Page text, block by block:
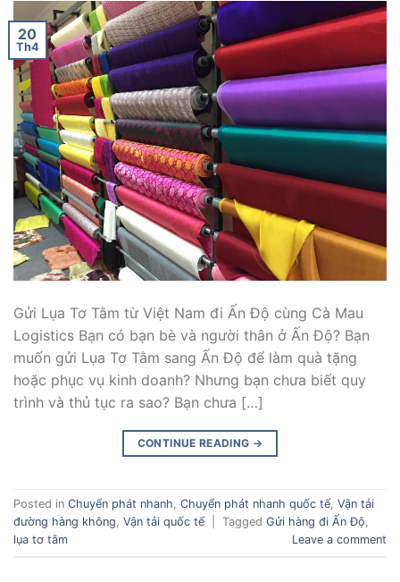
20
Th4
Gửi Lụa Tơ Tằm từ Việt Nam đi Ấn Độ cùng Cà Mau
Logistics Bạn có bạn bè và người thân ở Ấn Độ? Bạn
muốn gửi Lụa Tơ Tằm sang Ấn Độ để làm quà tặng
hoặc phục vụ kinh doanh? Nhưng bạn chưa biết quy
trình và thủ tục ra sao? Bạn chưa […]
CONTINUE READING →
Posted in Chuyển phát nhanh, Chuyển phát nhanh quốc tế, Vận tải
đường hàng không, Vận tải quốc tế Tagged Gửi hàng đi Ấn Độ,
lụa tơ tằm
Leave a comment